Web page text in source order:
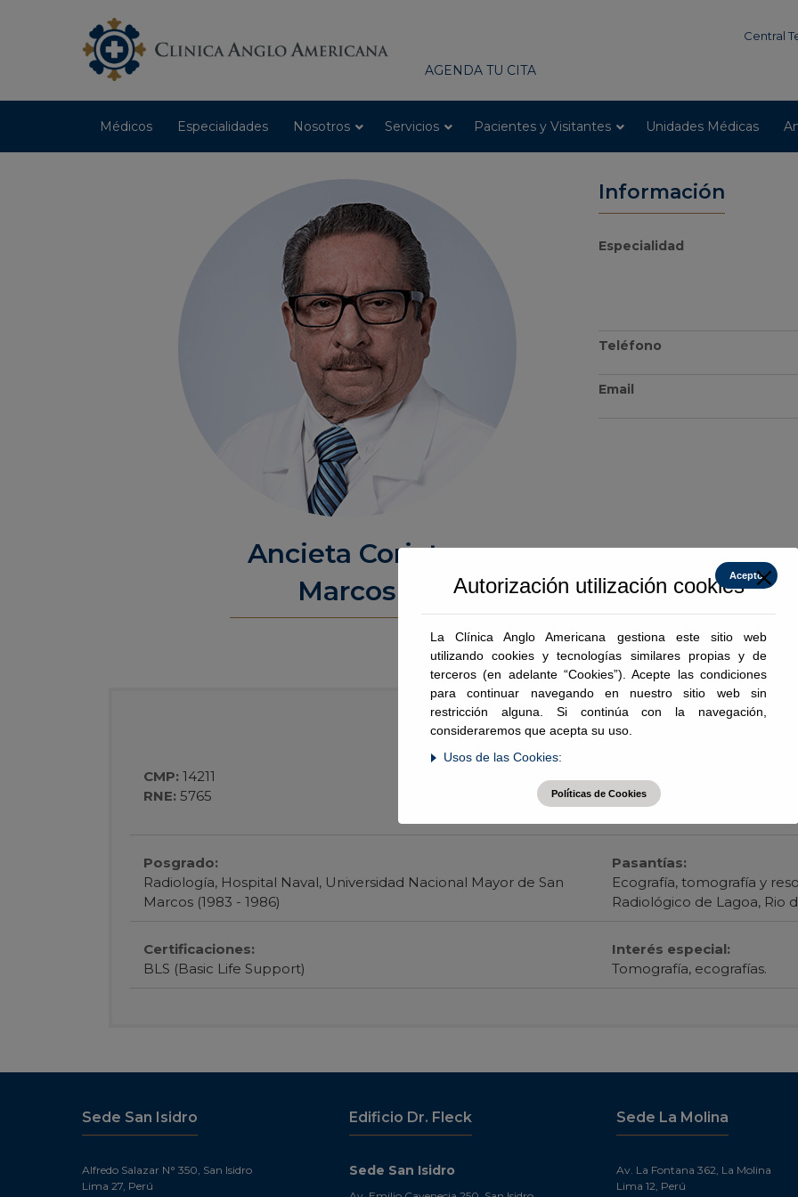
Central
AGENDA TU CITA
Médicos Especialidades Nosotros Servicios Pacientes y Visitantes Unidades Médicas
Ancieta Coriat,
Marcos
Información
Especialidad
Teléfono
Email
CV
CMP: 14211
RNE: 5765
Pregrado:
Facultad de Medicina
Posgrado:
Radiología, Hospital Naval, Universidad Nacional Mayor de San
Marcos (1983 - 1986)
Pasantías:
Ecografía, tomografía y
Radiológico de Lagoa, Rio
Certificaciones:
BLS (Basic Life Support)
Interés especial:
Tomografía, ecografías.
Sede San Isidro
Alfredo Salazar N° 350, San Isidro
Lima 27, Perú
Edificio Dr. Fleck
Sede San Isidro
Sede La Molina
Av. La Fontana 362, La Molina
Lima 12, Perú
Autorización utilización cookies
La Clínica Anglo Americana gestiona este sitio web
utilizando cookies y tecnologías similares propias y de
terceros (en adelante “Cookies”). Acepte las condiciones
para continuar navegando en nuestro sitio web sin
restricción alguna. Si continúa con la navegación,
consideraremos que acepta su uso.
Usos de las Cookies:
Acepto
Políticas de Cookies